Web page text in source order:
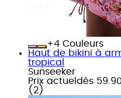
+
Couleurs
Haut de bikini à
tropical
Sunseeker
Prix actuel dès
( 2 )